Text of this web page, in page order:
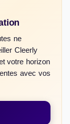
ne
Cleerly
votre horizon
avec vos